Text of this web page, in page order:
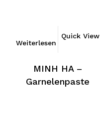
Weiterlesen
Quick View
MINH HA –
Garnelenpaste